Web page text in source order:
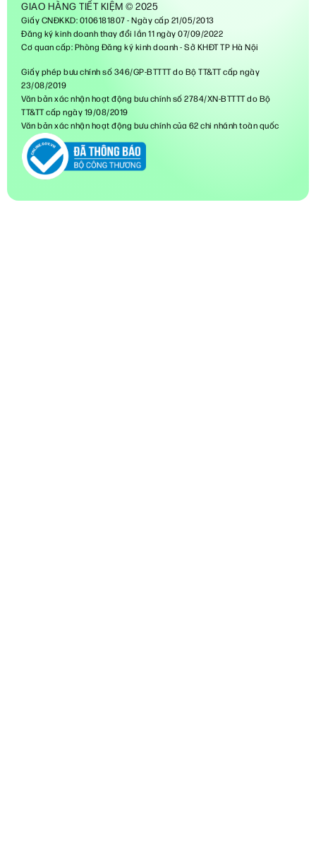
GIAO HÀNG TIẾT KIỆM © 2025
Giấy CNĐKKD: 0106181807 - Ngày cấp 21/05/2013
Đăng ký kinh doanh thay đổi lần 11 ngày 07/09/2022
Cơ quan cấp: Phòng Đăng ký kinh doanh - Sở KHĐT TP Hà Nội
Giấy phép bưu chính số 346/GP-BTTTT do Bộ TT&TT cấp ngày
23/08/2019
Văn bản xác nhận hoạt động bưu chính số 2784/XN-BTTTT do Bộ
TT&TT cấp ngày 19/08/2019
Văn bản xác nhận hoạt động bưu chính của 62 chi nhánh toàn quốc